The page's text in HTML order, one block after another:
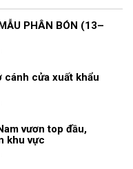
PHÂN BÓN (13–
cánh cửa xuất khẩu
vươn top đầu,
khu vực